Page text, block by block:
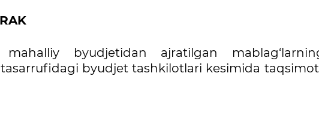
mahalliy byudjetidan ajratilgan
byudjet tashkilotlari kesimida taqsimoti